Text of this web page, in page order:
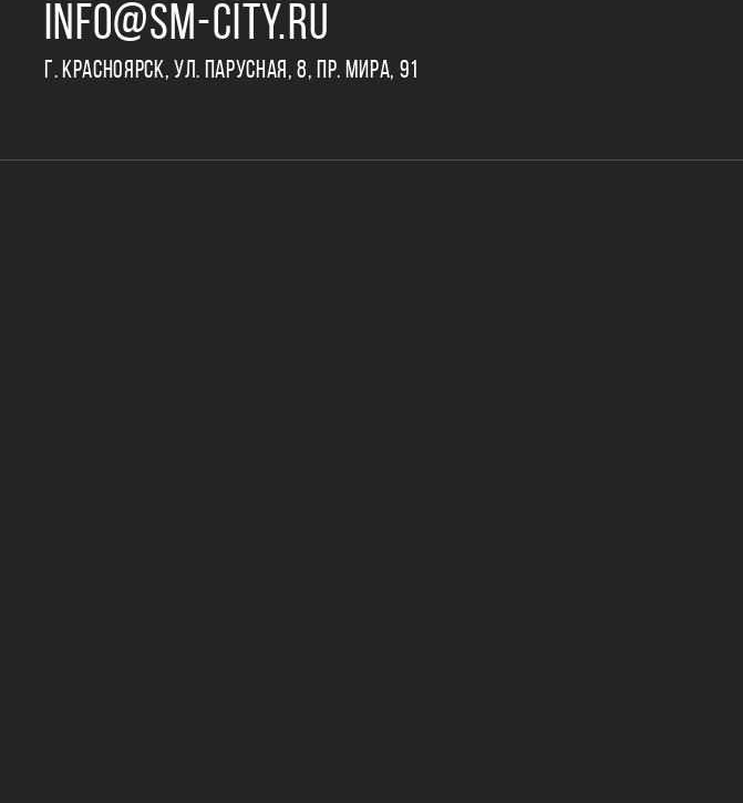
INFO@SM-CITY.RU
Г. КРАСНОЯРСК, УЛ. ПАРУСНАЯ, 8, ПР. МИРА, 91